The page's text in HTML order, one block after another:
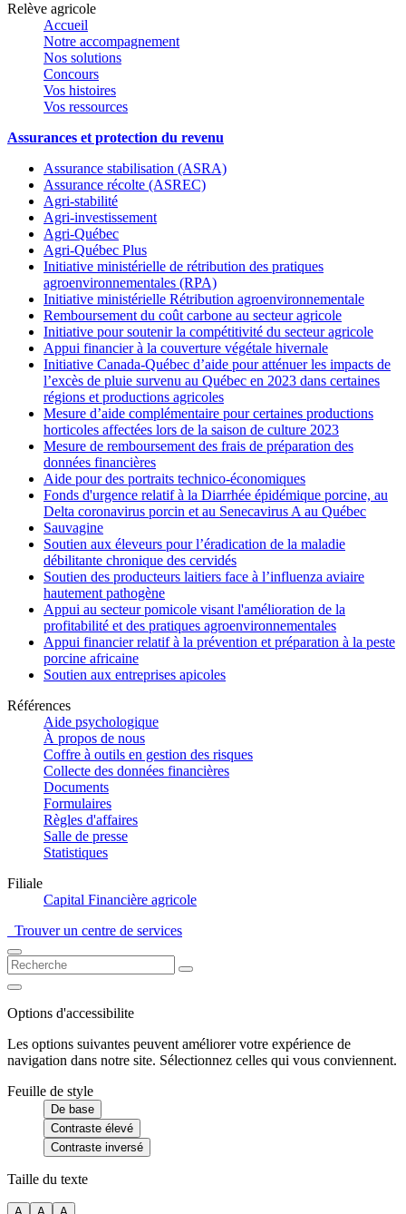
Relève agricole
Accueil
Notre accompagnement
Nos solutions
Concours
Vos histoires
Vos ressources
Assurances et protection du revenu
Assurance stabilisation (ASRA)
Assurance récolte (ASREC)
Agri-stabilité
Agri-investissement
Agri-Québec
Agri-Québec Plus
Initiative ministérielle de rétribution des pratiques
agroenvironnementales (RPA)
Initiative ministérielle Rétribution agroenvironnementale
Remboursement du coût carbone au secteur agricole
Initiative pour soutenir la compétitivité du secteur agricole
Appui financier à la couverture végétale hivernale
Initiative Canada-Québec d’aide pour atténuer les impacts de
l’excès de pluie survenu au Québec en 2023 dans certaines
régions et productions agricoles
Mesure d’aide complémentaire pour certaines productions
horticoles affectées lors de la saison de culture 2023
Mesure de remboursement des frais de préparation des
données financières
Aide pour des portraits technico-économiques
Fonds d'urgence relatif à la Diarrhée épidémique porcine, au
Delta coronavirus porcin et au Senecavirus A au Québec
Sauvagine
Soutien aux éleveurs pour l’éradication de la maladie
débilitante chronique des cervidés
Soutien des producteurs laitiers face à l’influenza aviaire
hautement pathogène
Appui au secteur pomicole visant l'amélioration de la
profitabilité et des pratiques agroenvironnementales
Appui financier relatif à la prévention et préparation à la peste
porcine africaine
Soutien aux entreprises apicoles
Références
Aide psychologique
À propos de nous
Coffre à outils en gestion des risques
Collecte des données financières
Documents
Formulaires
Règles d'affaires
Salle de presse
Statistiques
Filiale
Capital Financière agricole
Trouver un centre de services
Options d'accessibilite
Les options suivantes peuvent améliorer votre expérience de
navigation dans notre site. Sélectionnez celles qui vous conviennent.
Feuille de style
De base
Contraste élevé
Contraste inversé
Taille du texte